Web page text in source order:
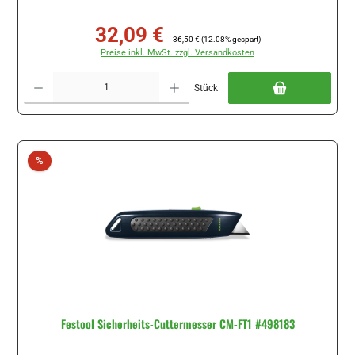
Verkaufspreis:
32,09 € 36,50 € (12.08% gespart)
Preise inkl. MwSt. zzgl. Versandkosten
Stück
%Rabatt
Festool Sicherheits-Cuttermesser CM-FT1 #498183